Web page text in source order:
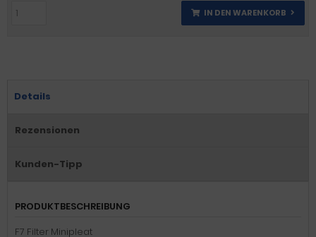
IN DEN WARENKORB
Details
Rezensionen
Kunden-Tipp
PRODUKTBESCHREIBUNG
F7 Filter Minipleat